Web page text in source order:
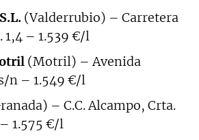
(Valderrubio) – Carretera
1,4 – 1.539 €/l
(Motril) – Avenida
n – 1.549 €/l
– C.C. Alcampo, Crta.
1.575 €/l